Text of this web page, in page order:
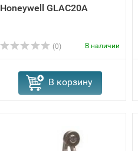
Honeywell GLAC20A
(0) В наличии
В корзину